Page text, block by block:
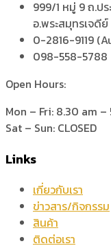
999/1 หมู่ 9 ถ.ป
อ.พระสมุทรเจดี
0-2816-9119
098-558-5788
Open Hours:
Mon – Fri: 8.30 am –
Sat – Sun: CLOSED
Links
เกี่ยวกับเรา
ข่าวสาร/กิจกรรม
สินค้า
ติดต่อเรา